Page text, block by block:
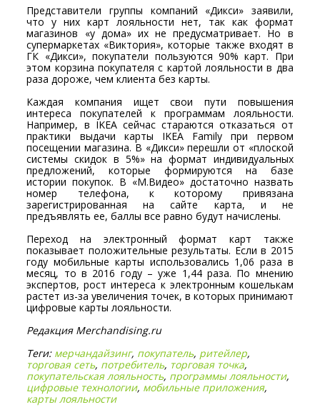
Представители группы компаний «Дикси» заявили,
что у них карт лояльности нет, так как формат
магазинов «у дома» их не предусматривает. Но в
супермаркетах «Виктория», которые также входят в
ГК «Дикси», покупатели пользуются 90% карт. При
этом корзина покупателя с картой лояльности в два
раза дороже, чем клиента без карты.
Каждая компания ищет свои пути повышения
интереса покупателей к программам лояльности.
Например, в IKEA сейчас стараются отказаться от
практики выдачи карты IKEA Family при первом
посещении магазина. В «Дикси» перешли от «плоской
системы скидок в 5%» на формат индивидуальных
предложений, которые формируются на базе
истории покупок. В «М.Видео» достаточно назвать
номер телефона, к которому привязана
зарегистрированная на сайте карта, и не
предъявлять ее, баллы все равно будут начислены.
Переход на электронный формат карт также
показывает положительные результаты. Если в 2015
году мобильные карты использовались 1,06 раза в
месяц, то в 2016 году – уже 1,44 раза. По мнению
экспертов, рост интереса к электронным кошелькам
растет из-за увеличения точек, в которых принимают
цифровые карты лояльности.
Редакция Merchandising.ru
Теги: мерчандайзинг, покупатель, ритейлер,
торговая сеть, потребитель, торговая точка,
покупательская лояльность, программы лояльности,
цифровые технологии, мобильные приложения,
карты лояльности